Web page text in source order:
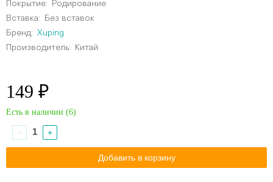
Покрытие: Родирование
Вставка: Без вставок
Бренд:
Xuping
Производитель: Китай
149 ₽
Есть в наличии (6)
− +